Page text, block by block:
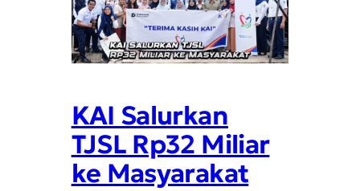
KAI Salurkan
TJSL Rp32 Miliar
ke Masyarakat